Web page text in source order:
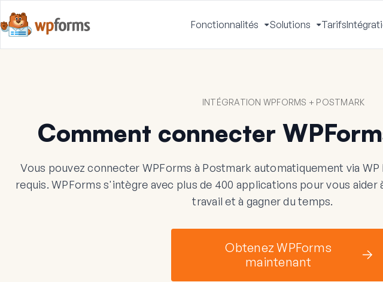
Fonctionnalités
Activer
le
Solutions
Activer
le
Tarifs
INTÉGRATION WPFORMS + POSTMARK
Comment connecter
Vous pouvez connecter WPForms à Postmark automatiquement via
requis. WPForms s'intègre avec plus de 400 applications pour vous
travail et à gagner du temps.
Obtenez WPForms
maintenant